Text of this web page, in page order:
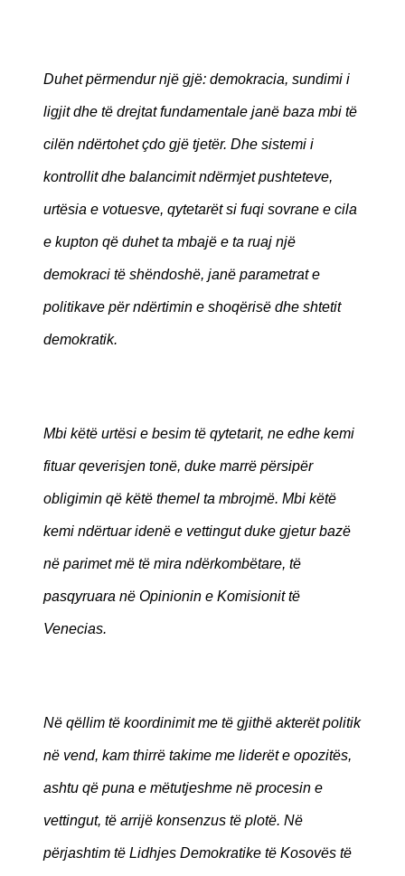
Duhet përmendur një gjë: demokracia, sundimi i
ligjit dhe të drejtat fundamentale janë baza mbi të
cilën ndërtohet çdo gjë tjetër. Dhe sistemi i
kontrollit dhe balancimit ndërmjet pushteteve,
urtësia e votuesve, qytetarët si fuqi sovrane e cila
e kupton që duhet ta mbajë e ta ruaj një
demokraci të shëndoshë, janë parametrat e
politikave për ndërtimin e shoqërisë dhe shtetit
demokratik.
Mbi këtë urtësi e besim të qytetarit, ne edhe kemi
fituar qeverisjen tonë, duke marrë përsipër
obligimin që këtë themel ta mbrojmë. Mbi këtë
kemi ndërtuar idenë e vettingut duke gjetur bazë
në parimet më të mira ndërkombëtare, të
pasqyruara në Opinionin e Komisionit të
Venecias.
Në qëllim të koordinimit me të gjithë akterët politik
në vend, kam thirrë takime me liderët e opozitës,
ashtu që puna e mëtutjeshme në procesin e
vettingut, të arrijë konsenzus të plotë. Në
përjashtim të Lidhjes Demokratike të Kosovës të